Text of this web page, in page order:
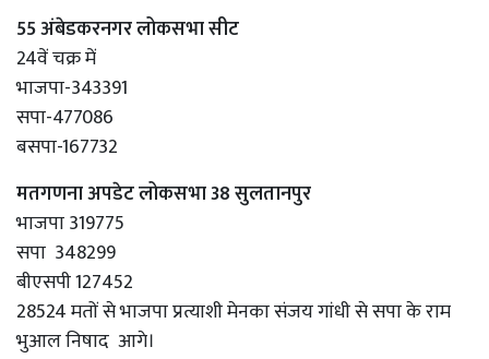
55 अंबेडकरनगर लोकसभा सीट
24वें चक्र में
भाजपा-343391
सपा-477086
बसपा-167732
मतगणना अपडेट लोकसभा 38 सुलतानपुर
भाजपा 319775
सपा 348299
बीएसपी 127452
28524 मतों से भाजपा प्रत्याशी मेनका संजय गांधी से सपा के राम
भुआल निषाद आगे।